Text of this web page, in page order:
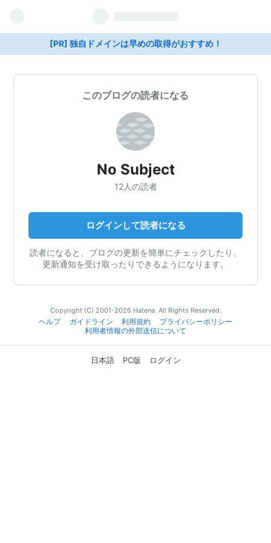
[PR] 独自ドメインは早めの取得がおすすめ！
このブログの読者になる
No Subject
12人の読者
ログインして読者になる
読者になると、ブログの更新を簡単にチェックしたり、
更新通知を受け取ったりできるようになります。
Copyright (C) 2001-2026 Hatena. All Rights Reserved.
ヘルプ
ガイドライン 利用規約
プライバシーポリシー
利用者情報の外部送信について
日本語 PC版 ログイン